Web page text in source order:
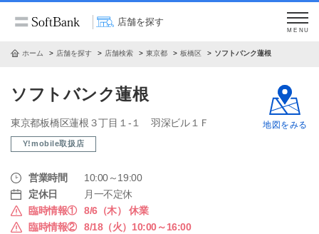
店舗を探す
MENU
ホーム 店舗を探す 店舗検索 東京都 板橋区 ソフトバンク蓮根
ソフトバンク蓮根
東京都板橋区蓮根３丁目１‐１ 羽深ビル１Ｆ
Y!mobile取扱店
営業時間
10:00～19:00
定休日
月一不定休
臨時情報①
8/6（木） 休業
臨時情報②
8/18（火）10:00～16:00
地図をみる